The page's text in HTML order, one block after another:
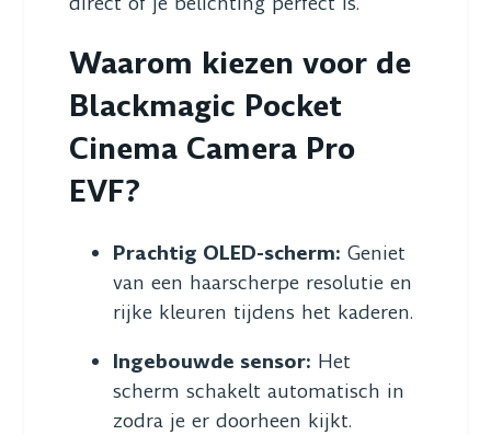
Waarom kiezen voor de
Blackmagic Pocket
Cinema Camera Pro
EVF?
Prachtig OLED-scherm: Geniet
van een haarscherpe resolutie en
rijke kleuren tijdens het kaderen.
Ingebouwde sensor: Het
scherm schakelt automatisch in
zodra je er doorheen kijkt.